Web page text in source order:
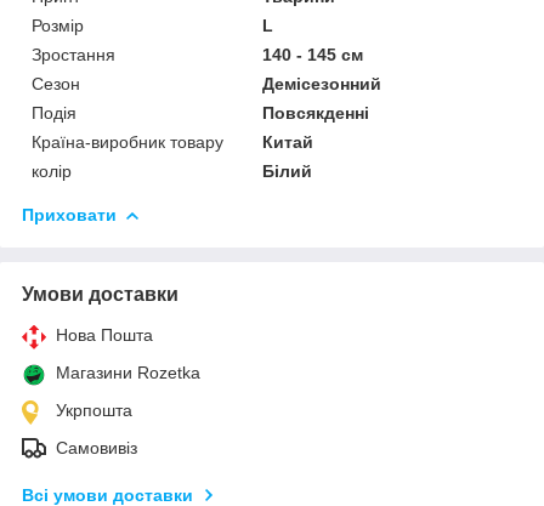
Розмір
L
Зростання
140 - 145 см
Сезон
Демісезонний
Подія
Повсякденні
Країна-виробник товару
Китай
колір
Білий
Приховати
Умови доставки
Нова Пошта
Магазини Rozetka
Укрпошта
Самовивіз
Всі умови доставки